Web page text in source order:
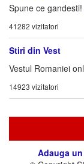
Spune ce gandesti!
41282 vizitatori
Stiri din Vest
Vestul Romaniei
14923 vizitatori
Adauga